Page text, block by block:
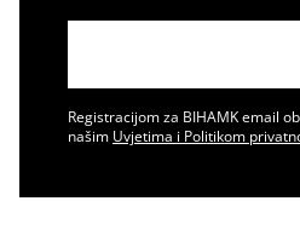
Registracijom za BIHAMK email
našim Uvjetima i Politikom